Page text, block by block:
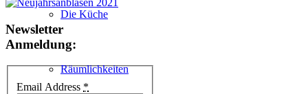
Die Küche
Räumlichkeiten
Newsletter
Anmeldung:
Email Address *